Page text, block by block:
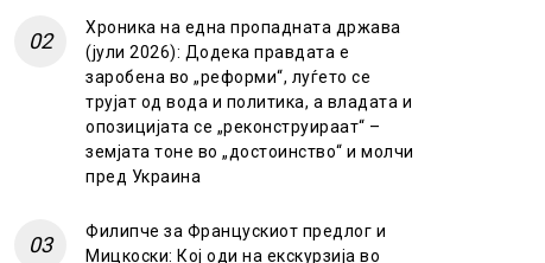
Хроника на една пропадната држава
(јули 2026): Додека правдата е
заробена во „реформи“, луѓето се
трујат од вода и политика, а владата и
опозицијата се „реконструираат“ –
земјата тоне во „достоинство“ и молчи
пред Украина
Филипче за Францускиот предлог и
Мицкоски: Кој оди на екскурзија во